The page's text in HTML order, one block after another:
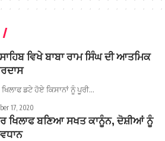
ਵਿਖੇ ਬਾਬਾ ਰਾਮ ਸਿੰਘ ਦੀ ਆਤਮਿਕ
ਡਟੇ ਹੋਏ ਕਿਸਾਨਾਂ ਨੂੰ ਪੂਰੀ…
17, 2020
ਖਿਲਾਫ ਬਣਿਆ ਸਖਤ ਕਾਨੂੰਨ, ਦੋਸ਼ੀਆਂ ਨੂੰ